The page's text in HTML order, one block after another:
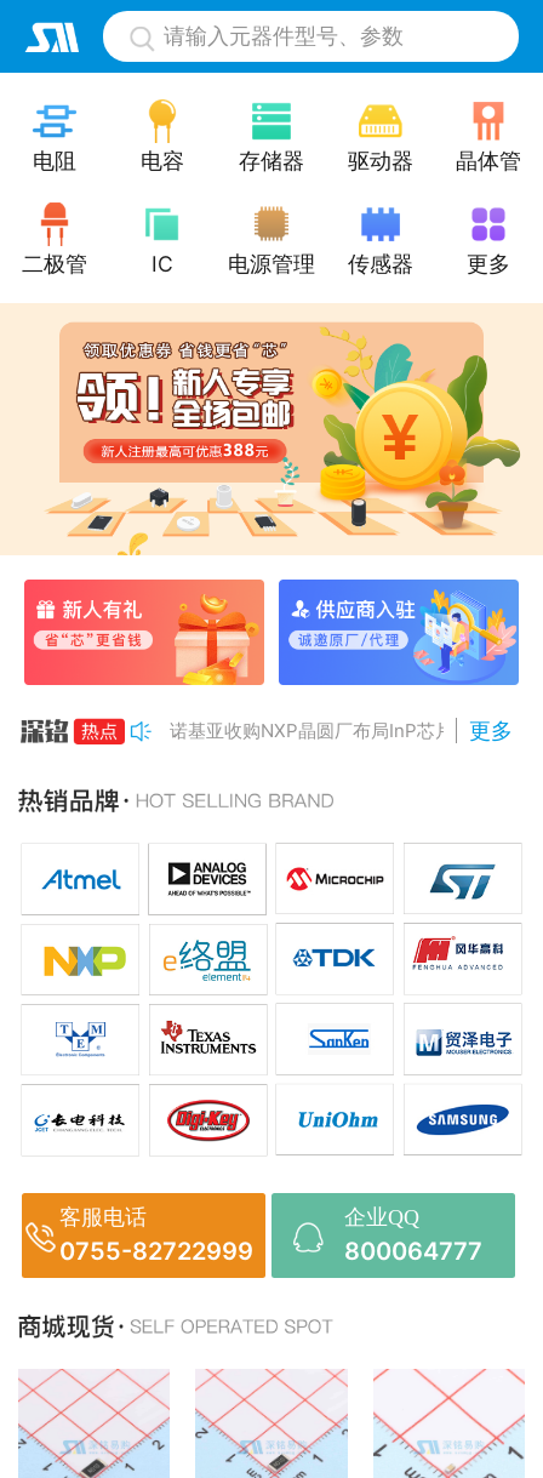
请输入元器件型号、参数
电阻 电容 存储器 驱动器 晶体管
二极管 IC 电源管理 传感器 更多
诺基亚收购NXP晶圆厂布局InP芯片
Anthropic组建AI芯片团队
AMD二季度营收增50%，数据中心业务将翻倍
更多
客服电话
0755-82722999
企业QQ
800064777